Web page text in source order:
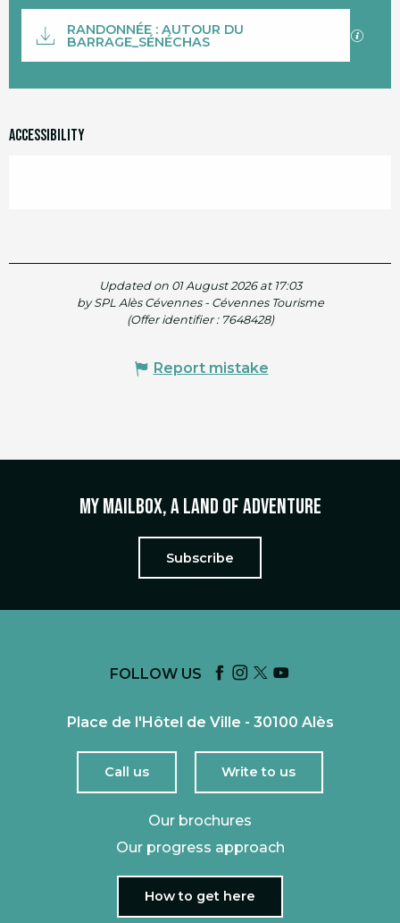
Documentation
RANDONNÉE : AUTOUR DU
BARRAGE_SÉNÉCHAS GPX
Accessibility
Updated on 01 August 2026 at 17:03
by SPL Alès Cévennes - Cévennes Tourisme
(Offer identifier : 7648428)
Report mistake
My mailbox, a land of adventure
Subscribe
FOLLOW US
Place de l'Hôtel de Ville - 30100 Alès
Call us Write to us
Our brochures
Our progress approach
How to get here